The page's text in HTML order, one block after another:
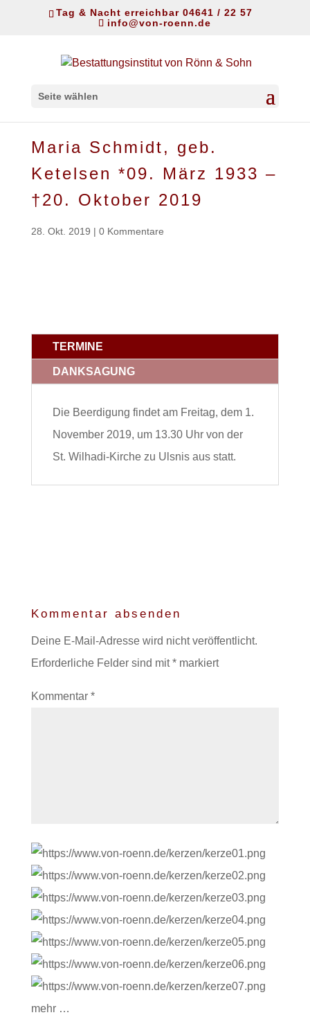
Tag & Nacht erreichbar 04641 / 22 57
info@von-roenn.de
Seite wählen
Maria Schmidt, geb.
Ketelsen *09. März 1933 –
†20. Oktober 2019
28. Okt. 2019 | 0 Kommentare
TERMINE
DANKSAGUNG
Die Beerdigung findet am Freitag, dem 1.
November 2019, um 13.30 Uhr von der
St. Wilhadi-Kirche zu Ulsnis aus statt.
Kommentar absenden
Deine E-Mail-Adresse wird nicht veröffentlicht.
Erforderliche Felder sind mit*markiert
Kommentar *
mehr …